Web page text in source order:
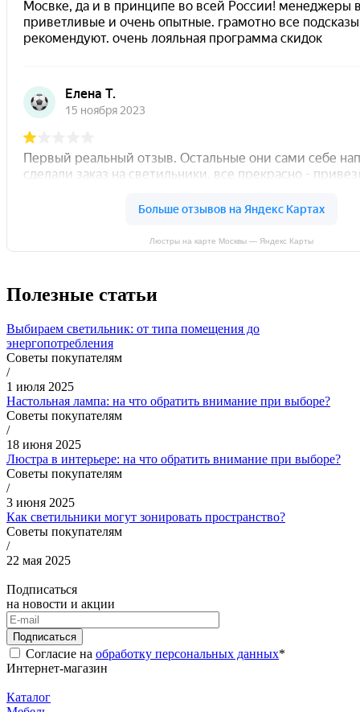
Люстры на карте Москвы — Яндекс Карты
Полезные статьи
Выбираем светильник: от типа помещения до
энергопотребления
Советы покупателям
/
1 июля 2025
Настольная лампа: на что обратить внимание при выборе?
Советы покупателям
/
18 июня 2025
Люстра в интерьере: на что обратить внимание при выборе?
Советы покупателям
/
3 июня 2025
Как светильники могут зонировать пространство?
Советы покупателям
/
22 мая 2025
Подписаться
на новости и акции
Подписаться
Согласие на обработку персональных данных*
Интернет-магазин
Каталог